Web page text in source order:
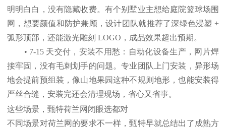
明明白白，没有隐藏收费。有个别墅业主想给庭院篮球场围
网，想要颜值和防护兼顾，设计团队就推荐了深绿色浸塑 +
弧形顶部，还能激光雕刻 LOGO，成品效果超出预期。
• 7-15 天交付，安装不用愁：自动化设备生产，网片焊
接牢固，没有毛刺划手的问题。专业团队上门安装，异形场
地会提前预组装，像山地果园这种不规则地形，也能安装得
严丝合缝，安装完还会清理现场，省心又省事。
这些场景，甄特荷兰网闭眼选都对
不同场景对荷兰网的要求不一样，甄特早就总结出了成熟方